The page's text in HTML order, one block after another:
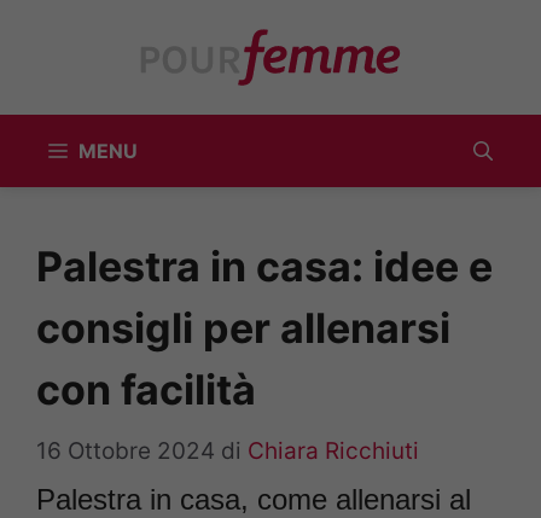
MENU
Palestra in casa: idee e
consigli per allenarsi
con facilità
16 Ottobre 2024 di Chiara Ricchiuti
Palestra in casa, come allenarsi al